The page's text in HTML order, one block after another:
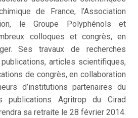
de France, l’Association
le Groupe Polyphénols et
colloques et congrès, en
Ses travaux de recherches
articles scientifiques,
de congrès, en collaboration
d’institutions partenaires du
publications Agritrop du Cirad
sa retraite le 28 février 2014.